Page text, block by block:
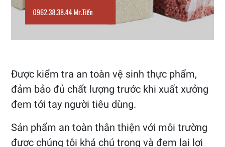
Được kiểm tra an toàn vệ sinh thực phẩm,
đảm bảo đủ chất lượng trước khi xuất xưởng
đem tới tay người tiêu dùng.
Sản phẩm an toàn thân thiện với môi trường
được chúng tôi khá chú trọng và đem lại lợi